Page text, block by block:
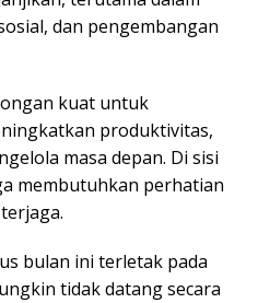
dan pengembangan
kuat untuk
produktivitas,
masa depan. Di sisi
membutuhkan perhatian
bulan ini terletak pada
tidak datang secara